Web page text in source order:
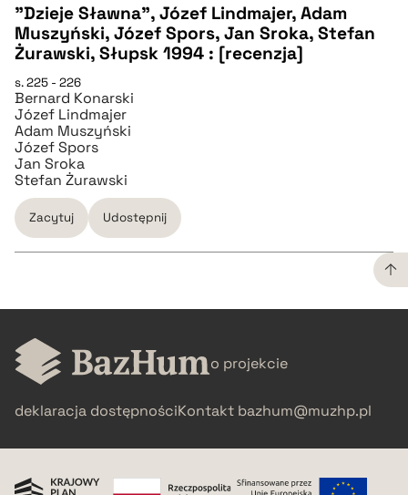
CZYSTY TEKST
pobierz cytat
BIBTEX
pobierz cytat
"Dzieje Sławna", Józef Lindmajer, Adam
Muszyński, Józef Spors, Jan Sroka, Stefan
Żurawski, Słupsk 1994 : [recenzja]
s. 225 - 226
Bernard Konarski
Józef Lindmajer
Adam Muszyński
Józef Spors
Jan Sroka
Stefan Żurawski
Zacytuj Udostępnij
CZYSTY TEKST
pobierz cytat
BIBTEX
o projekcie
deklaracja dostępnościKontakt bazhum@muzhp.pl